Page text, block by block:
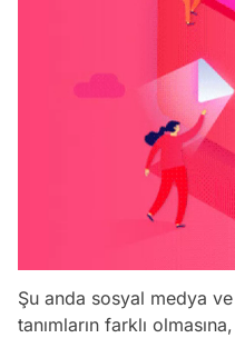
Şu anda sosyal medya
tanımların farklı